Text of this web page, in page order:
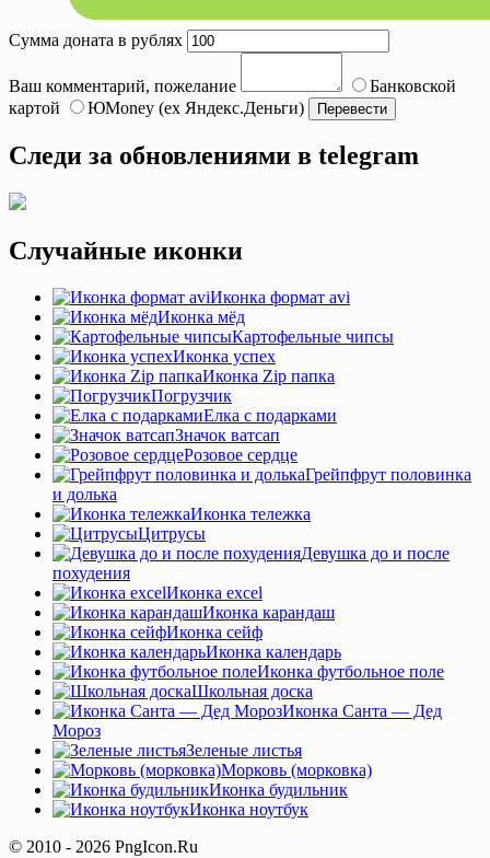
Сумма доната в рублях
Ваш комментарий, пожелание
Банковской
картой
ЮMoney (ex Яндекс.Деньги)
Следи за обновлениями в telegram
Случайные иконки
Иконка формат avi
Иконка мёд
Картофельные чипсы
Иконка успех
Иконка Zip папка
Погрузчик
Елка с подарками
Значок ватсап
Розовое сердце
Грейпфрут половинка
и долька
Иконка тележка
Цитрусы
Девушка до и после
похудения
Иконка excel
Иконка карандаш
Иконка сейф
Иконка календарь
Иконка футбольное поле
Школьная доска
Иконка Санта — Дед
Мороз
Зеленые листья
Морковь (морковка)
Иконка будильник
Иконка ноутбук
© 2010 - 2026 PngIcon.Ru